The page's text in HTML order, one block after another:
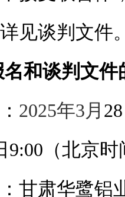
见谈判文件
和谈判文件
2025年3月 28
9:00 （北京
甘肃华鹭铝